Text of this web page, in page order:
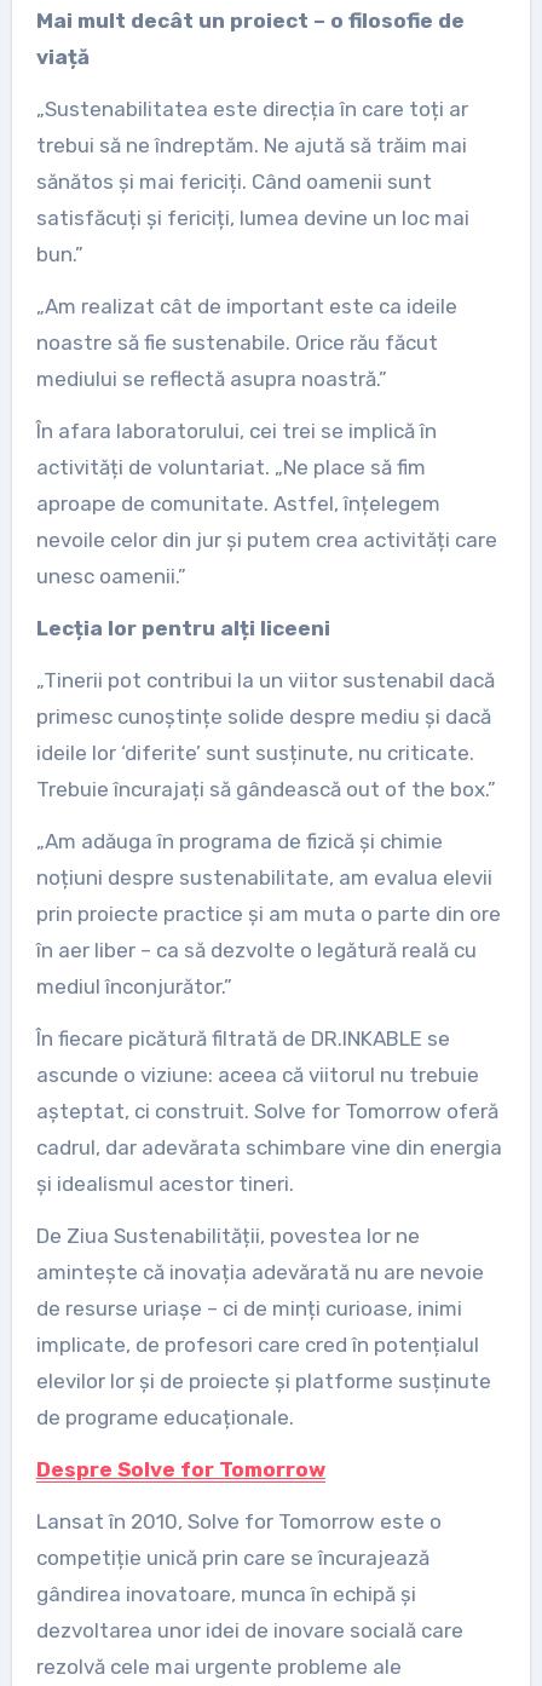
Mai mult decât un proiect – o filosofie de
viață
„Sustenabilitatea este direcția în care toți ar
trebui să ne îndreptăm. Ne ajută să trăim mai
sănătos și mai fericiți. Când oamenii sunt
satisfăcuți și fericiți, lumea devine un loc mai
bun.”
„Am realizat cât de important este ca ideile
noastre să fie sustenabile. Orice rău făcut
mediului se reflectă asupra noastră.”
În afara laboratorului, cei trei se implică în
activități de voluntariat. „Ne place să fim
aproape de comunitate. Astfel, înțelegem
nevoile celor din jur și putem crea activități care
unesc oamenii.”
Lecția lor pentru alți liceeni
„Tinerii pot contribui la un viitor sustenabil dacă
primesc cunoștințe solide despre mediu și dacă
ideile lor ‘diferite’ sunt susținute, nu criticate.
Trebuie încurajați să gândească out of the box.”
„Am adăuga în programa de fizică și chimie
noțiuni despre sustenabilitate, am evalua elevii
prin proiecte practice și am muta o parte din ore
în aer liber – ca să dezvolte o legătură reală cu
mediul înconjurător.”
În fiecare picătură filtrată de DR.INKABLE se
ascunde o viziune: aceea că viitorul nu trebuie
așteptat, ci construit. Solve for Tomorrow oferă
cadrul, dar adevărata schimbare vine din energia
și idealismul acestor tineri.
De Ziua Sustenabilității, povestea lor ne
amintește că inovația adevărată nu are nevoie
de resurse uriașe – ci de minți curioase, inimi
implicate, de profesori care cred în potențialul
elevilor lor și de proiecte și platforme susținute
de programe educaționale.
Despre Solve for Tomorrow
Lansat în 2010, Solve for Tomorrow este o
competiție unică prin care se încurajează
gândirea inovatoare, munca în echipă și
dezvoltarea unor idei de inovare socială care
rezolvă cele mai urgente probleme ale